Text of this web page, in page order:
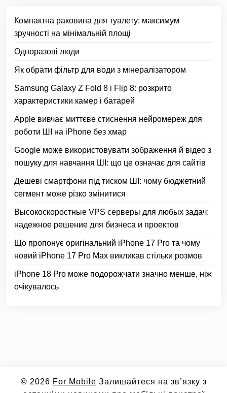
Компактна раковина для туалету: максимум
зручності на мінімальній площі
Одноразові люди
Як обрати фільтр для води з мінералізатором
Samsung Galaxy Z Fold 8 і Flip 8: розкрито
характеристики камер і батарей
Apple вивчає миттєве стиснення нейромереж для
роботи ШІ на iPhone без хмар
Google може використовувати зображення й відео з
пошуку для навчання ШІ: що це означає для сайтів
Дешеві смартфони під тиском ШІ: чому бюджетний
сегмент може різко змінитися
Высокоскоростные VPS серверы для любых задач:
надежное решение для бизнеса и проектов
Що пропонує оригінальний iPhone 17 Pro та чому
новий iPhone 17 Pro Max викликав стільки розмов
iPhone 18 Pro може подорожчати значно менше, ніж
очікувалось
© 2026 For Mobile Залишайтеся на зв’язку з